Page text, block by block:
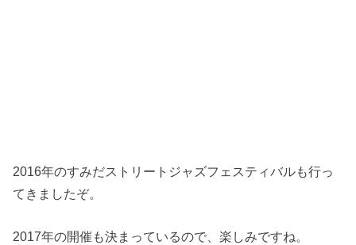
2016年のすみだストリートジャズフェスティバルも行っ
てきましたぞ。
2017年の開催も決まっているので、楽しみですね。